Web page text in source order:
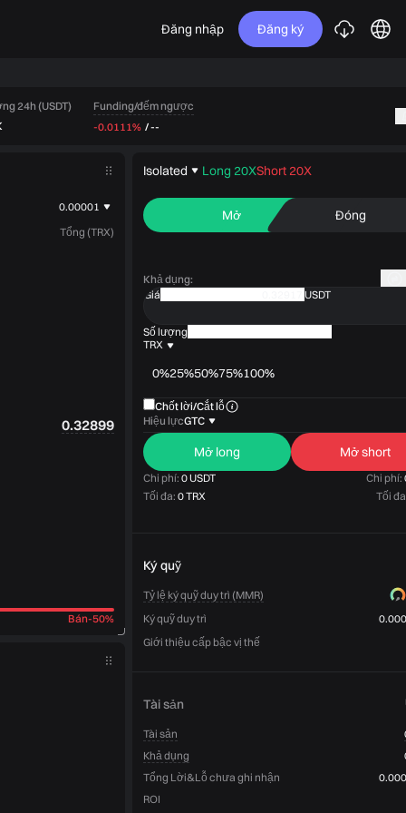
Đăng nhập Đăng ký
24h (USDT)
Funding/đếm ngược
-0.0111% /--
Isolated Long 20XShort 20X
Mở
Đóng
Khả dụng:
Giá
USDT
Số lượng
TRX
0%25%50%75%100%
Chốt lời/Cắt lỗ
Hiệu lựcGTC
Mở long Mở short
Chi phí: 0 USDT Chi phí:
Tối đa: 0 TRX Tối
Ký quỹ
Tỷ lệ ký quỹ duy trì (MMR)
Ký quỹ duy trì
Giới thiệu cấp bậc vị thế
Tài sản
Tài sản
Khả dụng
Tổng Lời&Lỗ chưa ghi nhận
ROI
0.00001
Tổng (TRX)
0.32899
Bán-50%